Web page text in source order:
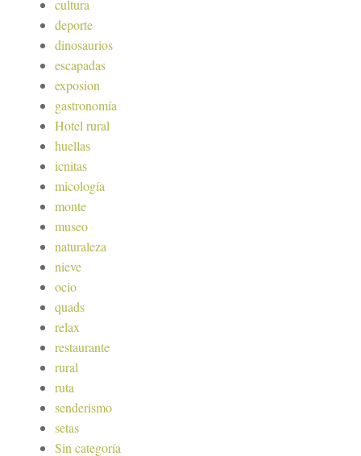
cultura
deporte
dinosaurios
escapadas
exposion
gastronomía
Hotel rural
huellas
icnitas
micología
monte
museo
naturaleza
nieve
ocio
quads
relax
restaurante
rural
ruta
senderismo
setas
Sin categoría